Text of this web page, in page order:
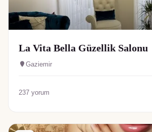
La Vita Bella Güzellik Salonu
Gaziemir
237 yorum